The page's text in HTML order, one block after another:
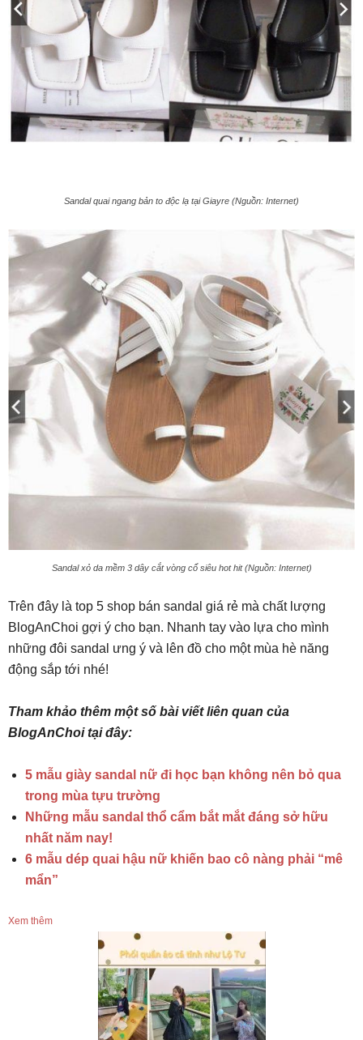
Sandal quai ngang bản to độc lạ tại Giayre (Nguồn: Internet)
Sandal xỏ da mềm 3 dây cắt vòng cổ siêu hot hit (Nguồn: Internet)
Trên đây là top 5 shop bán sandal giá rẻ mà chất lượng
BlogAnChoi gợi ý cho bạn. Nhanh tay vào lựa cho mình
những đôi sandal ưng ý và lên đồ cho một mùa hè năng
động sắp tới nhé!
Tham khảo thêm một số bài viết liên quan của
BlogAnChoi tại đây:
5 mẫu giày sandal nữ đi học bạn không nên bỏ qua
trong mùa tựu trường
Những mẫu sandal thổ cẩm bắt mắt đáng sở hữu
nhất năm nay!
6 mẫu dép quai hậu nữ khiến bao cô nàng phải “mê
mẩn”
Xem thêm